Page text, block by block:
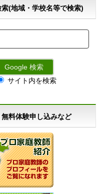
(地域・学校名等で検索)
サイト内を検索
料体験申し込みなど